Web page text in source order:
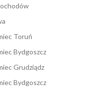
Toruń
Bydgoszcz
Grudziądz
Bydgoszcz